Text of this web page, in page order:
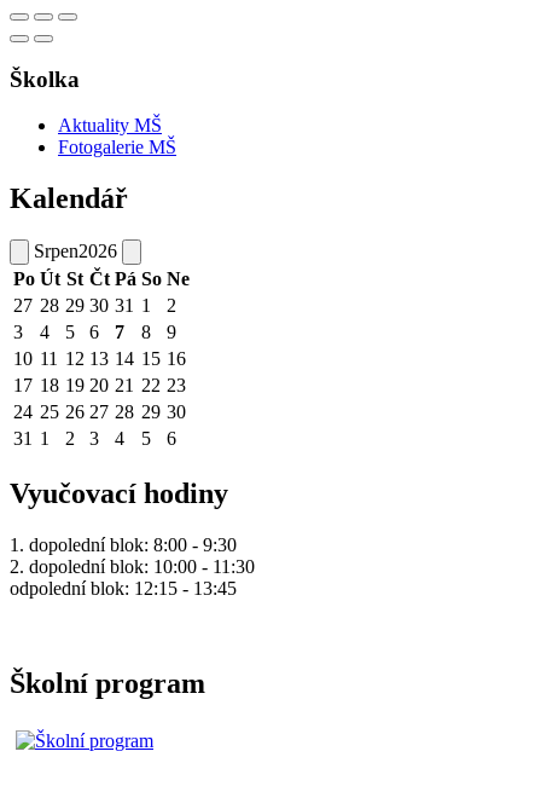
Školka
Aktuality MŠ
Fotogalerie MŠ
Kalendář
Srpen2026
Po Út St Čt Pá So Ne
27 28 29 30 31 1
2
3
4 5 6 7 8
9
10 11 12 13 14 15 16
17 18 19 20 21 22 23
24 25 26 27 28 29 30
31 1 2 3 4 5 6
Vyučovací hodiny
1. dopolední blok: 8:00 - 9:30
2. dopolední blok: 10:00 - 11:30
odpolední blok: 12:15 - 13:45
Školní program